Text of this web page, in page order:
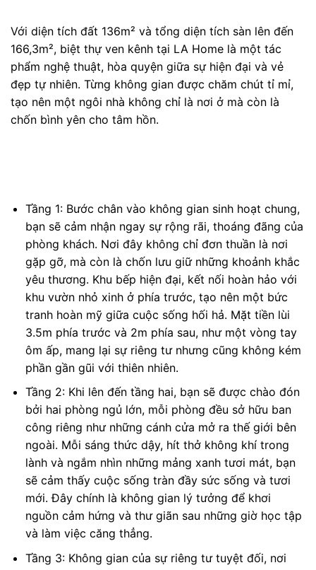
Với diện tích đất 136m² và tổng diện tích sàn lên đến
166,3m², biệt thự ven kênh tại LA Home là một tác
phẩm nghệ thuật, hòa quyện giữa sự hiện đại và vẻ
đẹp tự nhiên. Từng không gian được chăm chút tỉ mỉ,
tạo nên một ngôi nhà không chỉ là nơi ở mà còn là
chốn bình yên cho tâm hồn.
Tầng 1: Bước chân vào không gian sinh hoạt chung,
bạn sẽ cảm nhận ngay sự rộng rãi, thoáng đãng của
phòng khách. Nơi đây không chỉ đơn thuần là nơi
gặp gỡ, mà còn là chốn lưu giữ những khoảnh khắc
yêu thương. Khu bếp hiện đại, kết nối hoàn hảo với
khu vườn nhỏ xinh ở phía trước, tạo nên một bức
tranh hoàn mỹ giữa cuộc sống hối hả. Mặt tiền lùi
3.5m phía trước và 2m phía sau, như một vòng tay
ôm ấp, mang lại sự riêng tư nhưng cũng không kém
phần gần gũi với thiên nhiên.
Tầng 2: Khi lên đến tầng hai, bạn sẽ được chào đón
bởi hai phòng ngủ lớn, mỗi phòng đều sở hữu ban
công riêng như những cánh cửa mở ra thế giới bên
ngoài. Mỗi sáng thức dậy, hít thở không khí trong
lành và ngắm nhìn những mảng xanh tươi mát, bạn
sẽ cảm thấy cuộc sống tràn đầy sức sống và tươi
mới. Đây chính là không gian lý tưởng để khơi
nguồn cảm hứng và thư giãn sau những giờ học tập
và làm việc căng thẳng.
Tầng 3: Không gian của sự riêng tư tuyệt đối, nơi